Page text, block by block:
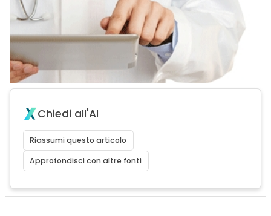
Chiedi all'AI
Riassumi questo articolo
Approfondisci con altre fonti